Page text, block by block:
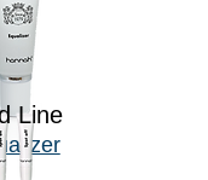
Line